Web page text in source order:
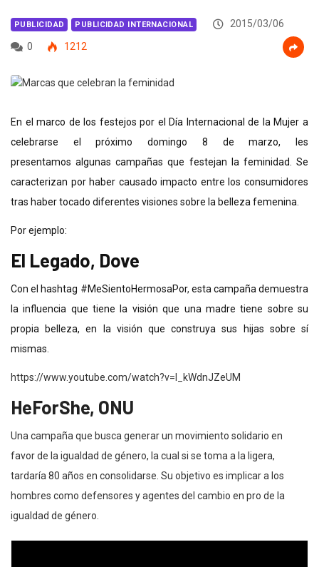
PUBLICIDAD PUBLICIDAD INTERNACIONAL
2015/03/06
0
1212
En el marco de los festejos por el Día Internacional de la Mujer a
celebrarse el próximo domingo 8 de marzo, les
presentamos algunas campañas que festejan la feminidad. Se
caracterizan por haber causado impacto entre los consumidores
tras haber tocado diferentes visiones sobre la belleza femenina.
Por ejemplo:
El Legado, Dove
Con el hashtag #MeSientoHermosaPor, esta campaña demuestra
la influencia que tiene la visión que una madre tiene sobre su
propia belleza, en la visión que construya sus hijas sobre sí
mismas.
https://www.youtube.com/watch?v=I_kWdnJZeUM
HeForShe, ONU
Una campaña que busca generar un movimiento solidario en
favor de la igualdad de género, la cual si se toma a la ligera,
tardaría 80 años en consolidarse. Su objetivo es implicar a los
hombres como defensores y agentes del cambio en pro de la
igualdad de género.